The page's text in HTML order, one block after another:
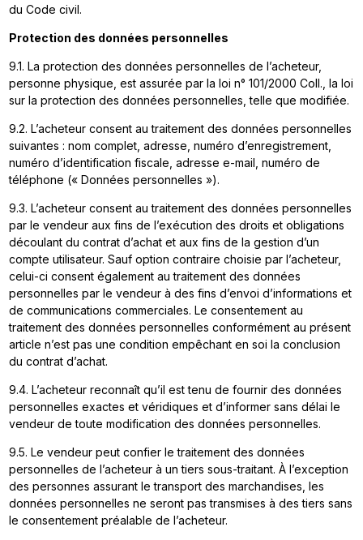
du Code civil.
Protection des données personnelles
9.1. La protection des données personnelles de l’acheteur,
personne physique, est assurée par la loi n° 101/2000 Coll., la loi
sur la protection des données personnelles, telle que modifiée.
9.2. L’acheteur consent au traitement des données personnelles
suivantes : nom complet, adresse, numéro d’enregistrement,
numéro d’identification fiscale, adresse e-mail, numéro de
téléphone (« Données personnelles »).
9.3. L’acheteur consent au traitement des données personnelles
par le vendeur aux fins de l’exécution des droits et obligations
découlant du contrat d’achat et aux fins de la gestion d’un
compte utilisateur. Sauf option contraire choisie par l’acheteur,
celui-ci consent également au traitement des données
personnelles par le vendeur à des fins d’envoi d’informations et
de communications commerciales. Le consentement au
traitement des données personnelles conformément au présent
article n’est pas une condition empêchant en soi la conclusion
du contrat d’achat.
9.4. L’acheteur reconnaît qu’il est tenu de fournir des données
personnelles exactes et véridiques et d’informer sans délai le
vendeur de toute modification des données personnelles.
9.5. Le vendeur peut confier le traitement des données
personnelles de l’acheteur à un tiers sous-traitant. À l’exception
des personnes assurant le transport des marchandises, les
données personnelles ne seront pas transmises à des tiers sans
le consentement préalable de l’acheteur.